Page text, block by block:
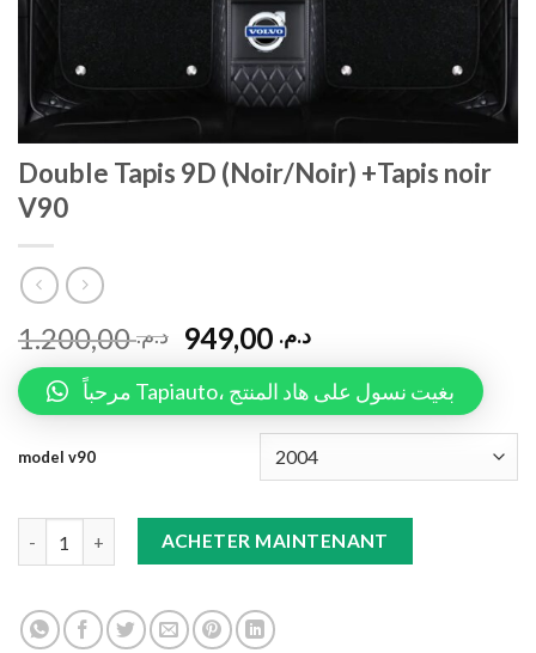
Double Tapis 9D (Noir/Noir) +Tapis noir
V90
د.م.1.200,00 د.م.
مرحباً Tapiauto، بغيت نسول على هاد المنتج
model v90
Double Tapis 9D (Noir/Noir) +Tapis noir V90 quantity
ACHETER MAINTENANT